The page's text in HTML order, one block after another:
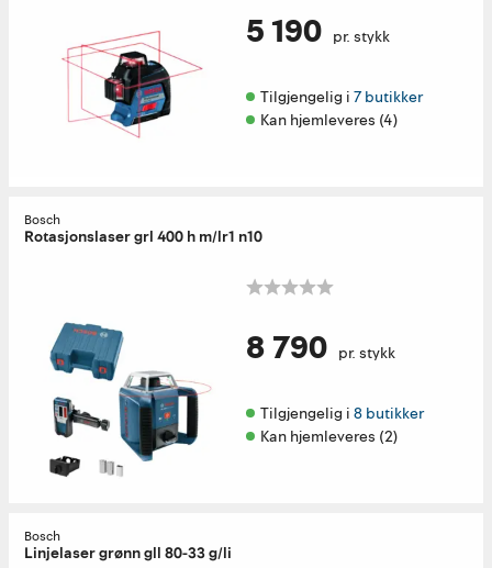
5 190 pr. stykk
Tilgjengelig i 7 butikker
Kan hjemleveres (4)
Bosch
Rotasjonslaser grl 400 h m/lr1 n10
8 790 pr. stykk
Tilgjengelig i 8 butikker
Kan hjemleveres (2)
Bosch
Linjelaser grønn gll 80-33 g/li